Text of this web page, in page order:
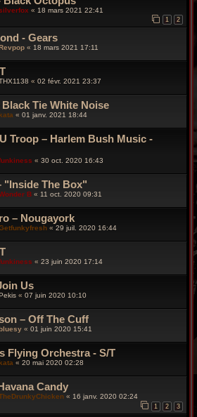
« 18 mars 2021 22:41
1 2
- Gears
« 18 mars 2021 17:11
« 02 févr. 2021 23:37
Tie White Noise
kata « 01 janv. 2021 18:44
Troop – Harlem Bush Music -
« 30 oct. 2020 16:43
"Inside The Box"
B « 11 oct. 2020 09:31
– Nougayork
« 29 juil. 2020 16:44
« 23 juin 2020 17:14
Us
« 07 juin 2020 10:10
– Off The Cuff
« 01 juin 2020 15:41
Flying Orchestra - S/T
« 20 mai 2020 02:28
Candy
« 16 janv. 2020 02:24
1 2 3